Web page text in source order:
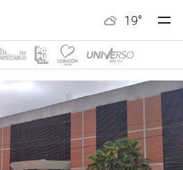
19°